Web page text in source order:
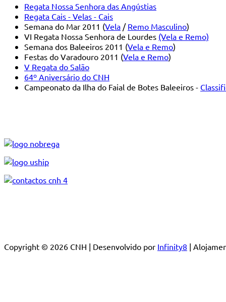
Regata Nossa Senhora das Angústias
Regata Cais - Velas - Cais
Semana do Mar 2011 (Vela / Remo Masculino)
VI Regata Nossa Senhora de Lourdes (Vela e Remo)
Semana dos Baleeiros 2011 (Vela e Remo)
Festas do Varadouro 2011 (Vela e Remo)
V Regata do Salão
64º Aniversário do CNH
Campeonato da Ilha do Faial de Botes Baleeiros -
Copyright © 2026 CNH | Desenvolvido por Infinity8 |